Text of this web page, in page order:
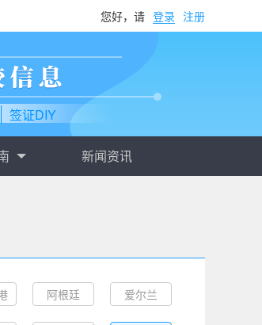
您好，请 登录 注册
签证DIY
新闻资讯
阿根廷 爱尔兰